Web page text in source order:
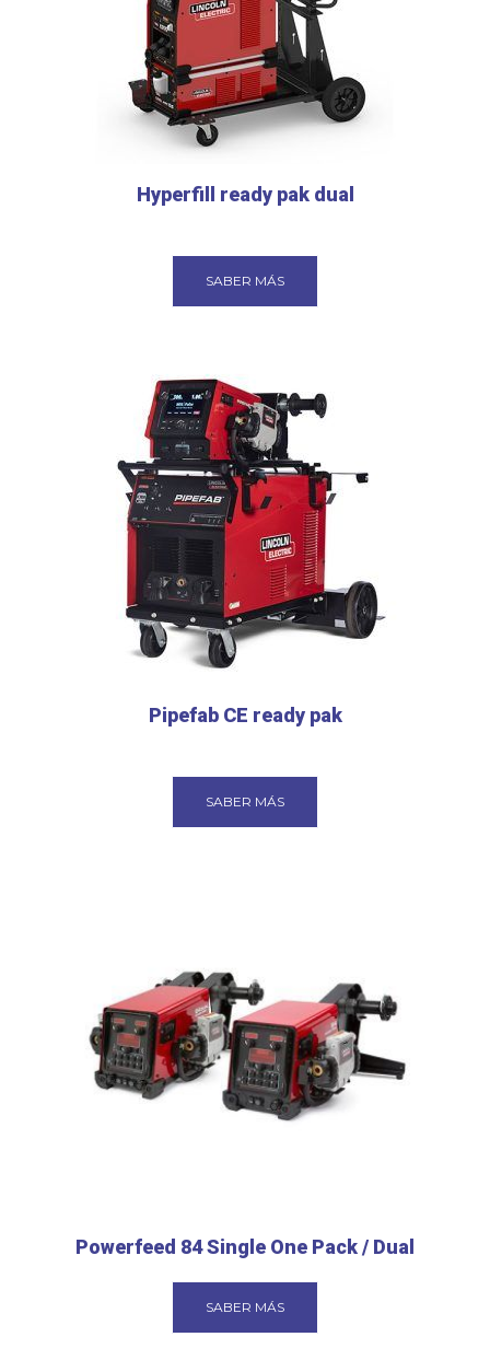
Hyperfill ready pak dual
SABER MÁS
Pipefab CE ready pak
SABER MÁS
Powerfeed 84 Single One Pack / Dual
SABER MÁS